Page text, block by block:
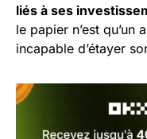
liés à ses
le papier n’est qu’un
incapable d’étayer